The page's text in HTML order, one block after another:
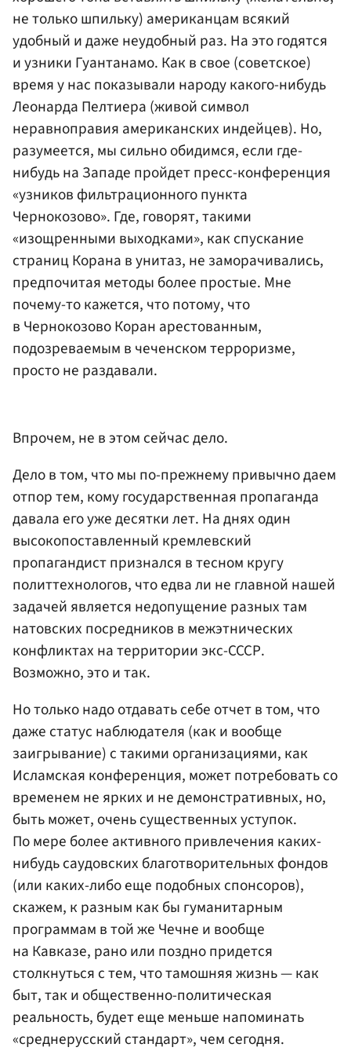
не только шпильку) американцам всякий
удобный и даже неудобный раз. На это годятся
и узники Гуантанамо. Как в свое (советское)
время у нас показывали народу какого-нибудь
Леонарда Пелтиера (живой символ
неравноправия американских индейцев). Но,
разумеется, мы сильно обидимся, если где-
нибудь на Западе пройдет пресс-конференция
«узников фильтрационного пункта
Чернокозово». Где, говорят, такими
«изощренными выходками», как спускание
страниц Корана в унитаз, не заморачивались,
предпочитая методы более простые. Мне
почему-то кажется, что потому, что
в Чернокозово Коран арестованным,
подозреваемым в чеченском терроризме,
просто не раздавали.
Впрочем, не в этом сейчас дело.
Дело в том, что мы по-прежнему привычно даем
отпор тем, кому государственная пропаганда
давала его уже десятки лет. На днях один
высокопоставленный кремлевский
пропагандист признался в тесном кругу
политтехнологов, что едва ли не главной нашей
задачей является недопущение разных там
натовских посредников в межэтнических
конфликтах на территории экс-СССР.
Возможно, это и так.
Но только надо отдавать себе отчет в том, что
даже статус наблюдателя (как и вообще
заигрывание) с такими организациями, как
Исламская конференция, может потребовать со
временем не ярких и не демонстративных, но,
быть может, очень существенных уступок.
По мере более активного привлечения каких-
нибудь саудовских благотворительных фондов
(или каких-либо еще подобных спонсоров),
скажем, к разным как бы гуманитарным
программам в той же Чечне и вообще
на Кавказе, рано или поздно придется
столкнуться с тем, что тамошняя жизнь — как
быт, так и общественно-политическая
реальность, будет еще меньше напоминать
«среднерусский стандарт», чем сегодня.